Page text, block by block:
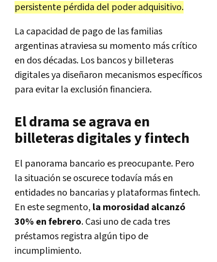
persistente pérdida del poder adquisitivo.
La capacidad de pago de las familias
argentinas atraviesa su momento más crítico
en dos décadas. Los bancos y billeteras
digitales ya diseñaron mecanismos específicos
para evitar la exclusión financiera.
El drama se agrava en
billeteras digitales y fintech
El panorama bancario es preocupante. Pero
la situación se oscurece todavía más en
entidades no bancarias y plataformas fintech.
En este segmento, la morosidad alcanzó
30% en febrero. Casi uno de cada tres
préstamos registra algún tipo de
incumplimiento.